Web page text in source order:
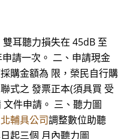
耳聽力損失在 45dB 至
請一次。 二、申請現金
購金額為 限，榮民自行購
式之 發票正本(須具買 受
件申請。 三、聽力圖
輔具公司調整數位助聽
起三個 月內聽力圖